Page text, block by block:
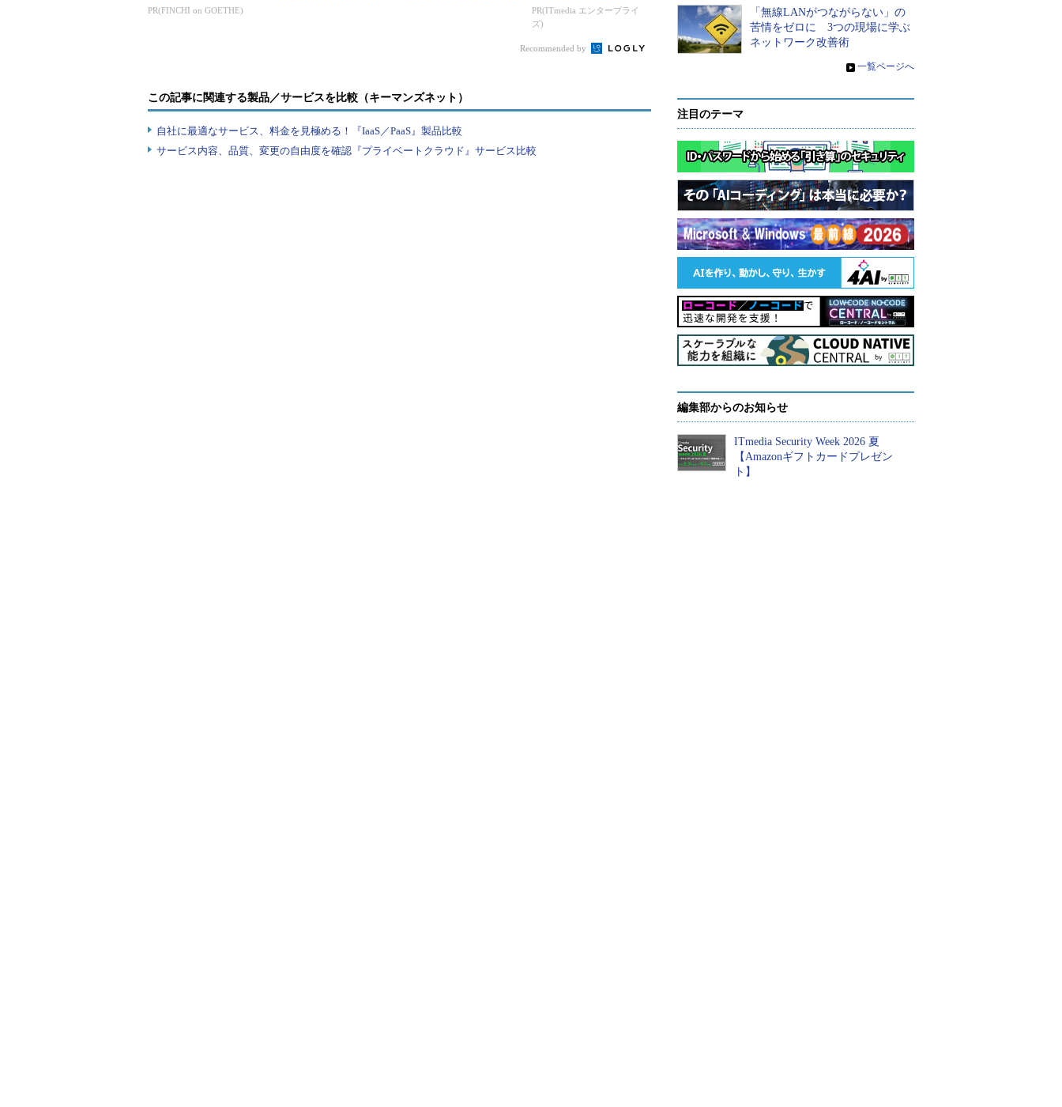
PR(FINCHI on GOETHE)
PR(ITmedia エンタープライ
ズ)
Recommended by
この記事に関連する製品／サービスを比較（キーマンズネット）
自社に最適なサービス、料金を見極める！『IaaS／PaaS』製品比較
サービス内容、品質、変更の自由度を確認『プライベートクラウド』サービス比較
「無線LANがつながらない」の
苦情をゼロに 3つの現場に学ぶ
ネットワーク改善術
» 一覧ページへ
注目のテーマ
編集部からのお知らせ
ITmedia Security Week 2026 夏
【Amazonギフトカードプレゼン
ト】